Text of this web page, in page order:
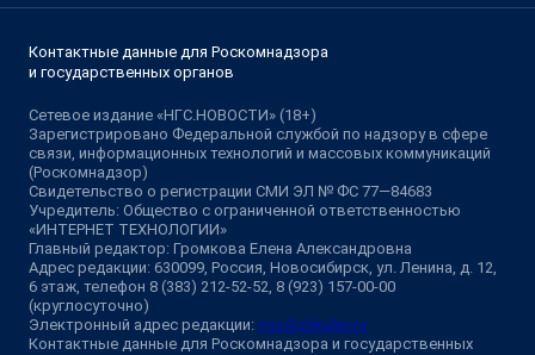
Контактные данные для Роскомнадзора
и государственных органов
Сетевое издание «НГС.НОВОСТИ» (18+)
Зарегистрировано Федеральной службой по надзору в сфере
связи, информационных технологий и массовых коммуникаций
(Роскомнадзор)
Свидетельство о регистрации СМИ ЭЛ № ФС 77—84683
Учредитель: Общество с ограниченной ответственностью
«ИНТЕРНЕТ ТЕХНОЛОГИИ»
Главный редактор: Громкова Елена Александровна
Адрес редакции: 630099, Россия, Новосибирск, ул. Ленина, д. 12,
6 этаж, телефон 8 (383) 212-52-52, 8 (923) 157-00-00
(круглосуточно)
Электронный адрес редакции: ngs@shkulev.ru
Контактные данные для Роскомнадзора и государственных